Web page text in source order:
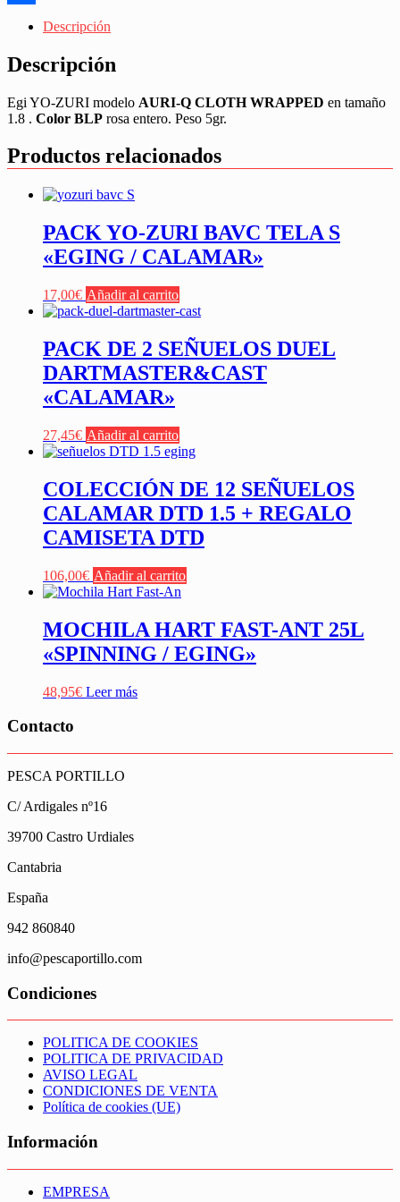
Descripción
Descripción
Egi YO-ZURI modelo AURI-Q CLOTH WRAPPED en tamaño
1.8 . Color BLP rosa entero. Peso 5gr.
Productos relacionados
PACK YO-ZURI BAVC TELA S
«EGING / CALAMAR»
17,00€ Añadir al carrito
PACK DE 2 SEÑUELOS DUEL
DARTMASTER&CAST
«CALAMAR»
27,45€ Añadir al carrito
COLECCIÓN DE 12 SEÑUELOS
CALAMAR DTD 1.5 + REGALO
CAMISETA DTD
106,00€ Añadir al carrito
MOCHILA HART FAST-ANT 25L
«SPINNING / EGING»
48,95€ Leer más
Contacto
PESCA PORTILLO
C/ Ardigales nº16
39700 Castro Urdiales
Cantabria
España
942 860840
info@pescaportillo.com
Condiciones
POLITICA DE COOKIES
POLITICA DE PRIVACIDAD
AVISO LEGAL
CONDICIONES DE VENTA
Política de cookies (UE)
Información
EMPRESA